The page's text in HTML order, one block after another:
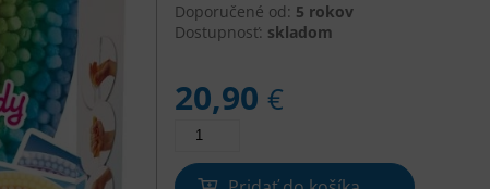
Doporučené od: 5 rokov
Dostupnosť: skladom
20,90€